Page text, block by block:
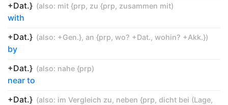
+Dat.} (also: mit {prp, zu {prp, zusammen mit)
with
+Dat.} (also: +Gen.}, an {prp, wo? +Dat., wohin? +Akk.})
by
+Dat.} (also: nahe {prp)
near to
+Dat.} (also: im Vergleich zu, neben {prp, dicht bei (Lage,